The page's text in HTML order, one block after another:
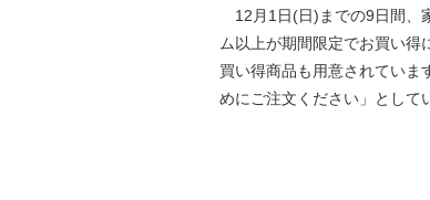
12月1日(日)までの9日間、
ム以上が期間限定でお買い
買い得商品も用意されていま
めにご注文ください」として